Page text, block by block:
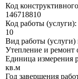
Код
146718810
Код работы (услуги):
10
Вид работы (услуги)
Утепление и ремонт
Единица измерения
кв.м
Год завершения